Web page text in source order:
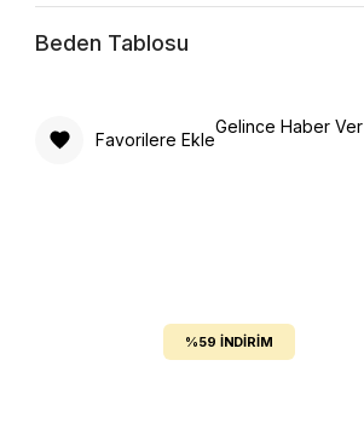
Beden Tablosu
Favorilere Ekle
Gelince Haber Ver
%59 İNDIRIM